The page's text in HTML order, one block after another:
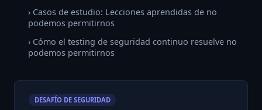
› Casos de estudio: Lecciones aprendidas de no
podemos permitirnos
› Cómo el testing de seguridad continuo resuelve no
podemos permitirnos
DESAFÍO DE SEGURIDAD